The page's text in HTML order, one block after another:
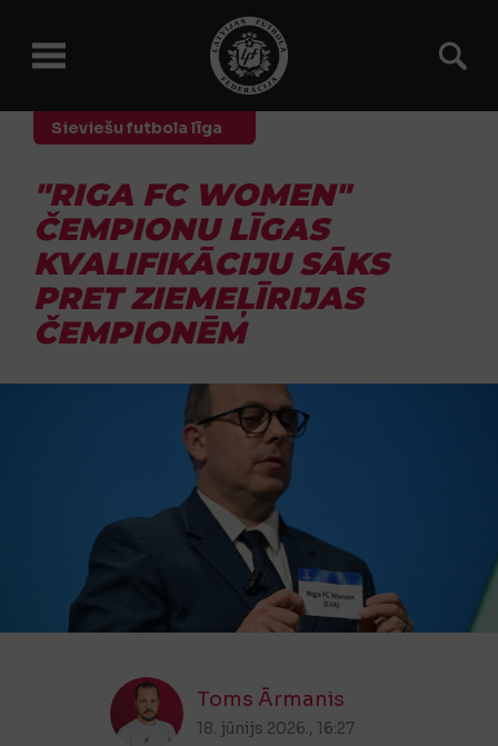
Sieviešu futbola līga
"RIGA FC WOMEN"
ČEMPIONU LĪGAS
KVALIFIKĀCIJU SĀKS
PRET ZIEMEĻĪRIJAS
ČEMPIONĒM
Toms Ārmanis
18. jūnijs 2026., 16:27